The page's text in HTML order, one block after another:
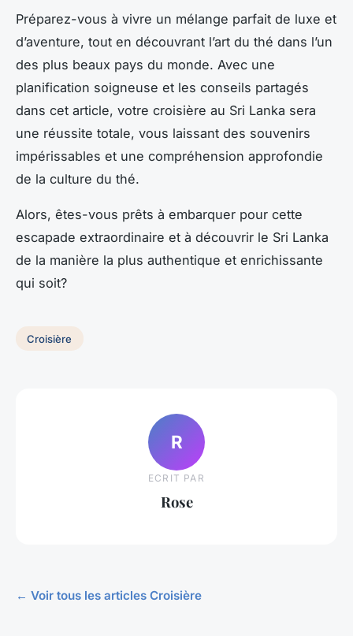
Préparez-vous à vivre un mélange parfait de luxe et
d’aventure, tout en découvrant l’art du thé dans l’un
des plus beaux pays du monde. Avec une
planification soigneuse et les conseils partagés
dans cet article, votre croisière au Sri Lanka sera
une réussite totale, vous laissant des souvenirs
impérissables et une compréhension approfondie
de la culture du thé.
Alors, êtes-vous prêts à embarquer pour cette
escapade extraordinaire et à découvrir le Sri Lanka
de la manière la plus authentique et enrichissante
qui soit?
Croisière
R
ECRIT PAR
Rose
← Voir tous les articles Croisière